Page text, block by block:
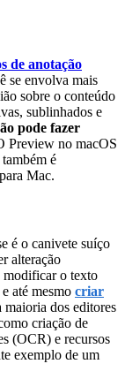
de anotação
se envolva mais
sobre o conteúdo
sublinhados e
pode fazer
Preview no macOS
é
Mac.
é o canivete suíço
alteração
modificar o texto
até mesmo criar
dos editores
criação de
(OCR) e recursos
exemplo de um